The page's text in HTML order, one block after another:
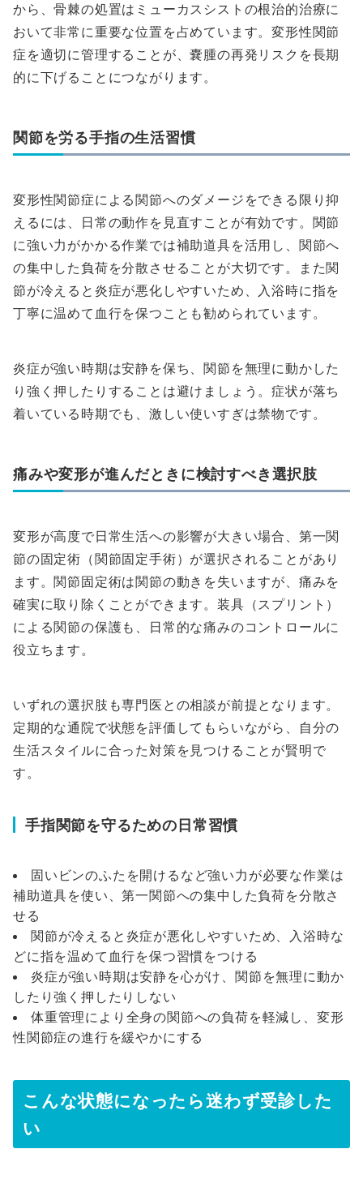
から、骨棘の処置はミューカスシストの根治的治療に
おいて非常に重要な位置を占めています。変形性関節
症を適切に管理することが、嚢腫の再発リスクを長期
的に下げることにつながります。
関節を労る手指の生活習慣
変形性関節症による関節へのダメージをできる限り抑
えるには、日常の動作を見直すことが有効です。関節
に強い力がかかる作業では補助道具を活用し、関節へ
の集中した負荷を分散させることが大切です。また関
節が冷えると炎症が悪化しやすいため、入浴時に指を
丁寧に温めて血行を保つことも勧められています。
炎症が強い時期は安静を保ち、関節を無理に動かした
り強く押したりすることは避けましょう。症状が落ち
着いている時期でも、激しい使いすぎは禁物です。
痛みや変形が進んだときに検討すべき選択肢
変形が高度で日常生活への影響が大きい場合、第一関
節の固定術（関節固定手術）が選択されることがあり
ます。関節固定術は関節の動きを失いますが、痛みを
確実に取り除くことができます。装具（スプリント）
による関節の保護も、日常的な痛みのコントロールに
役立ちます。
いずれの選択肢も専門医との相談が前提となります。
定期的な通院で状態を評価してもらいながら、自分の
生活スタイルに合った対策を見つけることが賢明で
す。
手指関節を守るための日常習慣
固いビンのふたを開けるなど強い力が必要な作業は
補助道具を使い、第一関節への集中した負荷を分散さ
せる
関節が冷えると炎症が悪化しやすいため、入浴時な
どに指を温めて血行を保つ習慣をつける
炎症が強い時期は安静を心がけ、関節を無理に動か
したり強く押したりしない
体重管理により全身の関節への負荷を軽減し、変形
性関節症の進行を緩やかにする
こんな状態になったら迷わず受診した
い